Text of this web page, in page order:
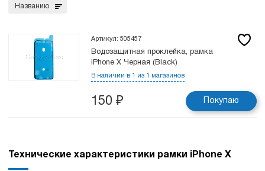
Названию
Артикул: 505457
Водозащитная проклейка, рамка
iPhone X Черная (Black)
В наличии в 1 из 1 магазинов
150 ₽ Покупаю
Технические характеристики рамки iPhone X